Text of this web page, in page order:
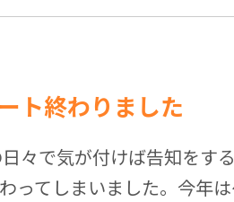
ト終わりました
々で気が付けば告知をす
ってしまいました。今年